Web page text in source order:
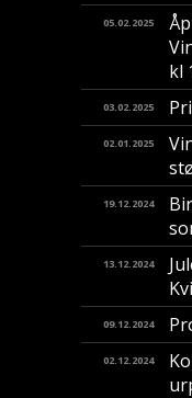
05.02.2025
kl
03.02.2025
02.01.2025
19.12.2024
13.12.2024
09.12.2024
02.12.2024